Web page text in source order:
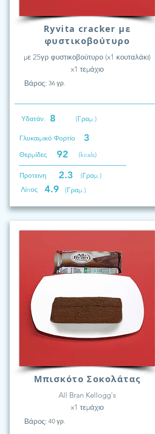
Ryvita cracker με
φυστικοβούτυρο
με 25γρ φυστικοβούτυρο (x1 κουταλάκι)
x1 τεμάχιο
Βάρος: 36 γρ.
Υδατάν. 8 (Γραμ.)
Γλυκαιμικό Φορτίο 3
Θερμίδες 92 (kcals)
Προτεινη 2.3
(Γραμ.)
Λίπος
4.9 (Γραμ.)
Μπισκότο Σοκολάτας
All Bran Kellogg's
x1 τεμάχιο
Βάρος: 40 γρ.